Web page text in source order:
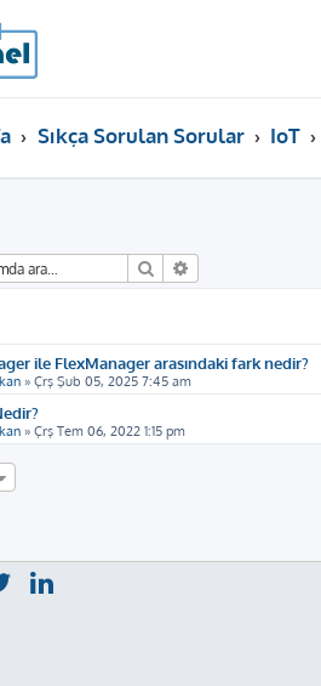
Sıkça Sorulan Sorular IoT
Ara
ile FlexManager arasındaki fark nedir?
» Çrş Şub 05, 2025 7:45 am
» Çrş Tem 06, 2022 1:15 pm